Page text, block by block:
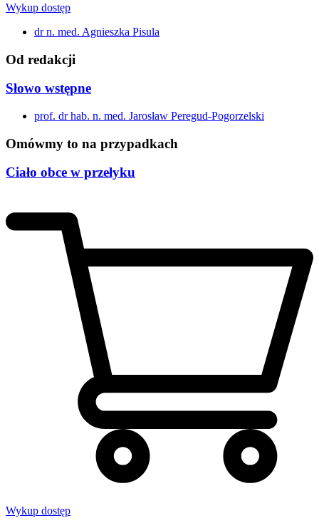
Wykup dostęp
dr n. med. Agnieszka Pisula
Od redakcji
Słowo wstępne
prof. dr hab. n. med. Jarosław Peregud-Pogorzelski
Omówmy to na przypadkach
Ciało obce w przełyku
Wykup dostęp